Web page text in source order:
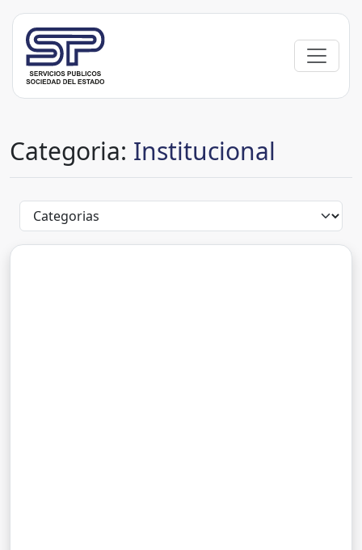
Categoria: Institucional